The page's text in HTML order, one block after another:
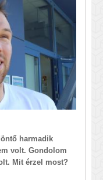
harmadik
volt. Gondolom
Mit érzel most?